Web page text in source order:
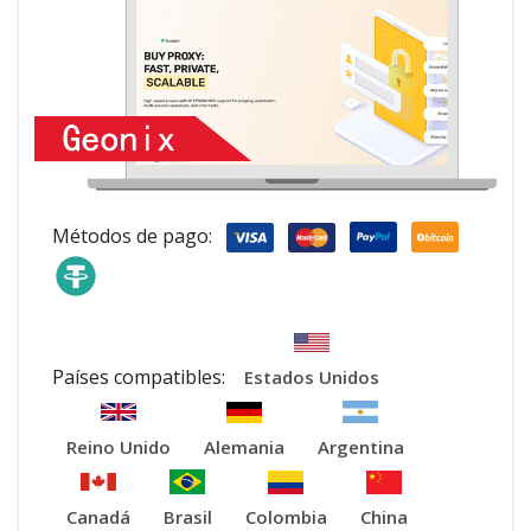
Métodos de pago:
Países compatibles: Estados Unidos
Reino Unido Alemania Argentina
Canadá Brasil Colombia China